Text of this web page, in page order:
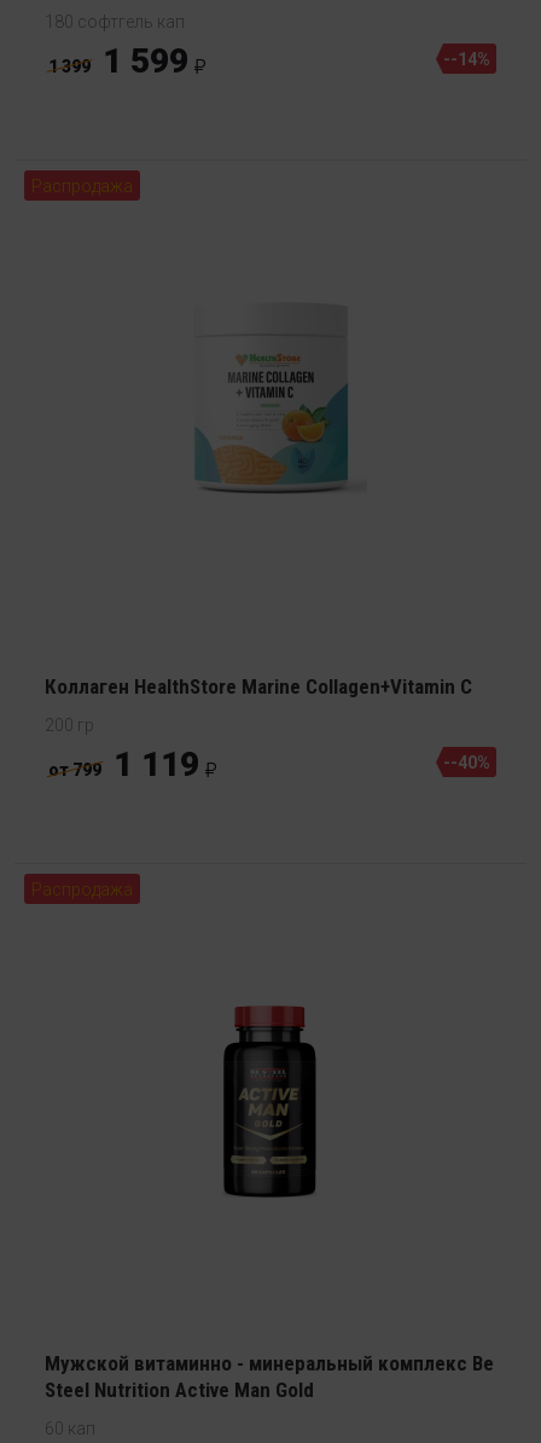
180 софтгель кап
1 399 1 599 --14%
Распродажа
Коллаген HealthStore Marine Collagen+Vitamin C
200 гр
от 799 1 119 --40%
Распродажа
Мужской витаминно - минеральный комплекс Be
Steel Nutrition Active Man Gold
60 кап